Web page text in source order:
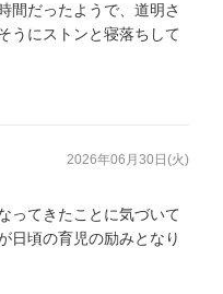
間だったようで、道明さ
うにストンと寝落ちして
2026年06月30日(火)
ってきたことに気づいて
日頃の育児の励みとなり